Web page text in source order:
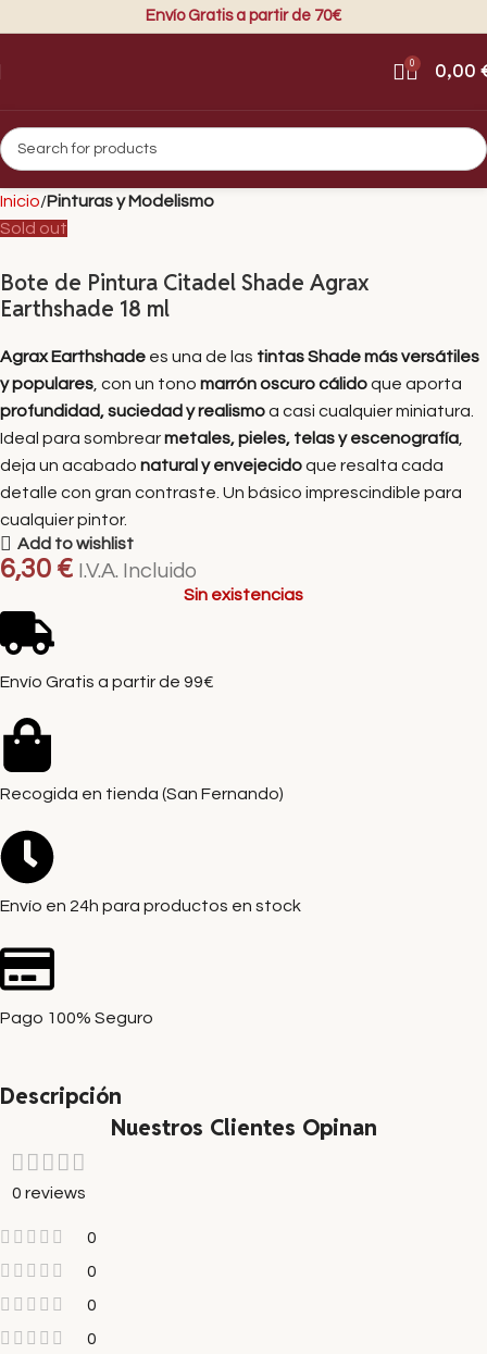
Envío Gratis a partir de 70€
0 0,00
Inicio Pinturas y Modelismo
Sold out
Bote de Pintura Citadel Shade Agrax
Earthshade 18 ml
Agrax Earthshade es una de las tintas Shade más versátiles
y populares , con un tono marrón oscuro cálidoque aporta
profundidad, suciedad y realismoa casi cualquier miniatura.
Ideal para sombrearmetales, pieles, telas y escenografía
deja un acabado natural y envejecidoque resalta cada
detalle con gran contraste. Un básico imprescindible para
cualquier pintor.
Add to wishlist
6,30 € I.V.A. Incluido
Sin existencias
Envío Gratis a partir de 99€
Recogida en tienda (San Fernando)
Envío en 24h para productos en stock
Pago 100% Seguro
Descripción
Nuestros Clientes Opinan
0 reviews
0
0
0
0